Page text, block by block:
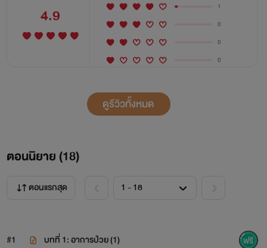
ผู้จัดการรีสอร์ตม่อนแลดาวคนปัจจุบัน
แต่เพราะเธอเคยหวาดกลัวกับความรักมาก่อน
4.9
1
0
0
0
ดูรีวิวทั้งหมด
ตอนนิยาย (18)
ตอนแรกสุด
#1 บทที่ 1: อาการป่วย (1)